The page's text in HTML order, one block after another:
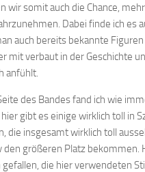
wir somit auch die Chance,
Dabei finde ich es
auch bereits bekannte
mit verbaut in der Geschichte
anfühlt.
des Bandes fand ich wie
gibt es einige wirklich toll in
die insgesamt wirklich toll
den größeren Platz bekommen.
gefallen, die hier verwendeten